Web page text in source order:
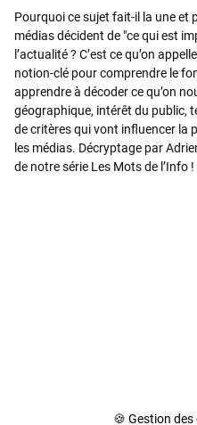
Pourquoi ce sujet fait-il la une et
médias décident de "ce qui est
l’actualité ? C’est ce qu’on
notion-clé pour comprendre le
apprendre à décoder ce qu’on
géographique, intérêt du public,
de critères qui vont influencer la
les médias. Décryptage par
de notre série Les Mots de l’Info !
🍪 Gestion des